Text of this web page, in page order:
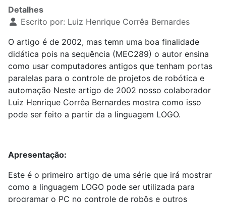
Detalhes
Escrito por: Luiz Henrique Corrêa Bernardes
O artigo é de 2002, mas temn uma boa finalidade
didática pois na sequência (MEC289) o autor ensina
como usar computadores antigos que tenham portas
paralelas para o controle de projetos de robótica e
automação Neste artigo de 2002 nosso colaborador
Luiz Henrique Corrêa Bernardes mostra como isso
pode ser feito a partir da a linguagem LOGO.
Apresentação:
Este é o primeiro artigo de uma série que irá mostrar
como a linguagem LOGO pode ser utilizada para
programar o PC no controle de robôs e outros